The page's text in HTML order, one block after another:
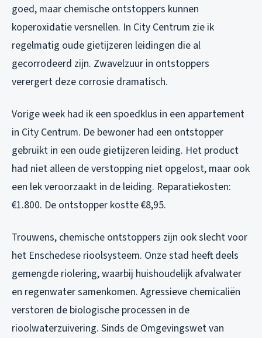
goed, maar chemische ontstoppers kunnen
koperoxidatie versnellen. In City Centrum zie ik
regelmatig oude gietijzeren leidingen die al
gecorrodeerd zijn. Zwavelzuur in ontstoppers
verergert deze corrosie dramatisch.
Vorige week had ik een spoedklus in een appartement
in City Centrum. De bewoner had een ontstopper
gebruikt in een oude gietijzeren leiding. Het product
had niet alleen de verstopping niet opgelost, maar ook
een lek veroorzaakt in de leiding. Reparatiekosten:
€1.800. De ontstopper kostte €8,95.
Trouwens, chemische ontstoppers zijn ook slecht voor
het Enschedese rioolsysteem. Onze stad heeft deels
gemengde riolering, waarbij huishoudelijk afvalwater
en regenwater samenkomen. Agressieve chemicaliën
verstoren de biologische processen in de
rioolwaterzuivering. Sinds de Omgevingswet van